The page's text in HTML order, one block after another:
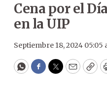
Cena por el
en la UIP
Septiembre 18, 2024 05:05
WhatsApp
Facebook
Twitter
Email